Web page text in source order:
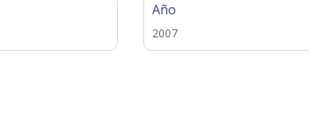
Año
2007